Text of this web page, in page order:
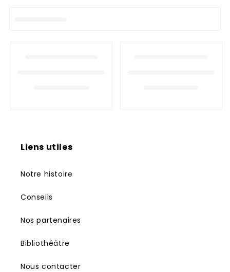
Liens utiles
Notre histoire
Conseils
Nos partenaires
Bibliothéâtre
Nous contacter